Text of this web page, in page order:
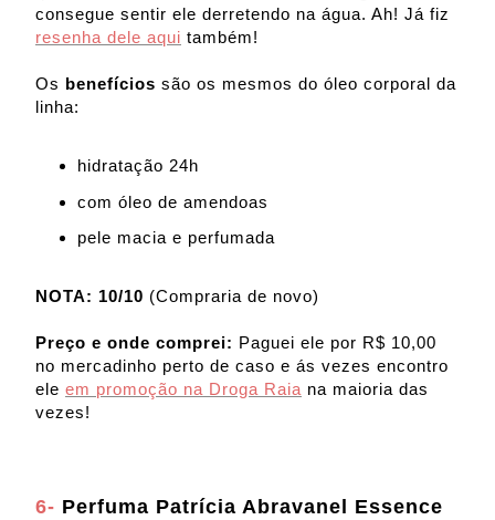
consegue sentir ele derretendo na água. Ah! Já fiz
resenha dele aqui também!
Os benefícios são os mesmos do óleo corporal da
linha:
hidratação 24h
com óleo de amendoas
pele macia e perfumada
NOTA: 10/10 (Compraria de novo)
Preço e onde comprei: Paguei ele por R$ 10,00
no mercadinho perto de caso e ás vezes encontro
ele em promoção na Droga Raia na maioria das
vezes!
6- Perfuma Patrícia Abravanel Essence